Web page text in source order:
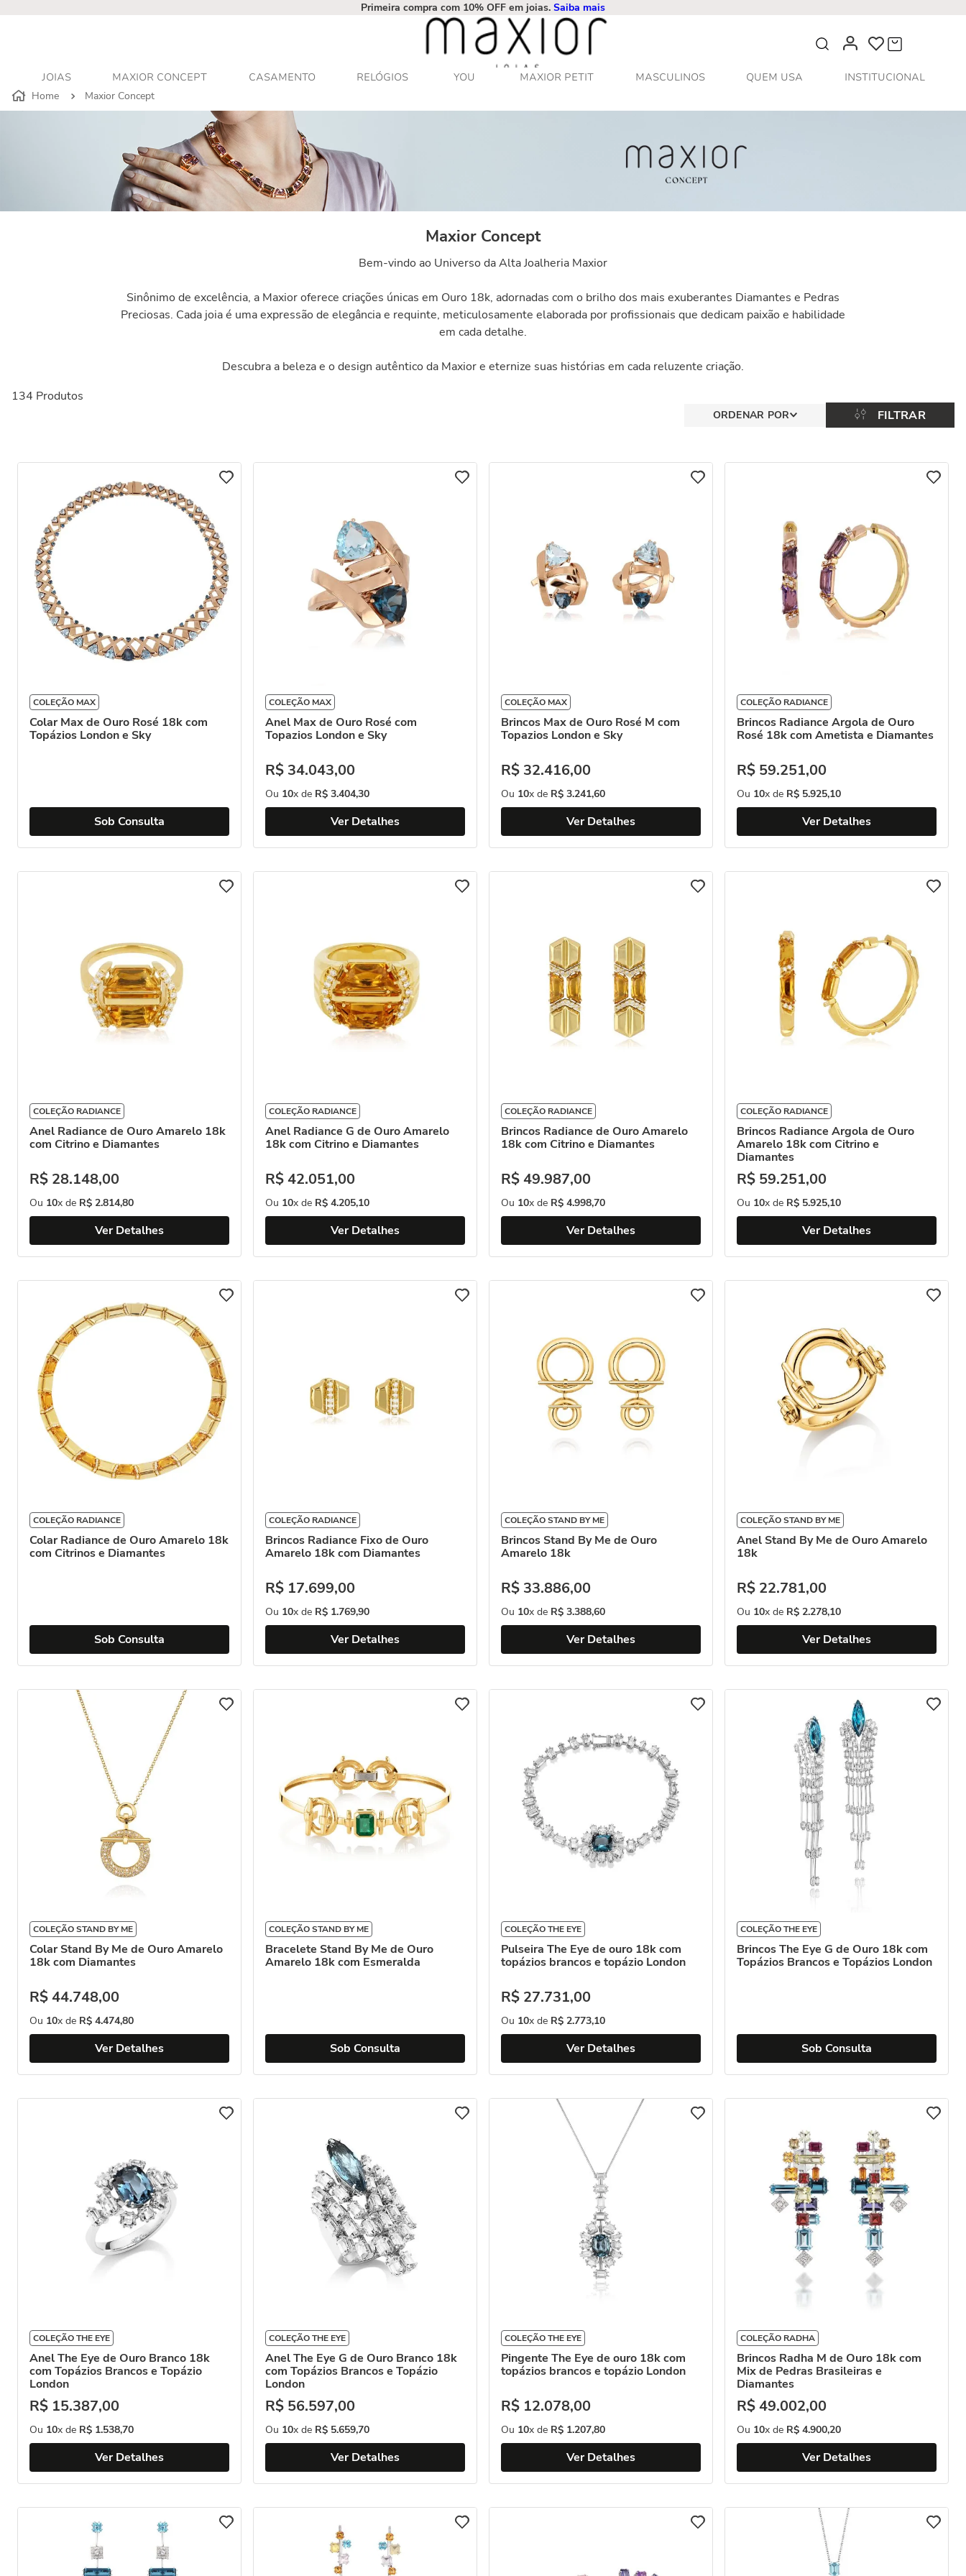
Primeira compra com 10% OFF em joias. Saiba mais
O que você procura?
JOIAS MAXIOR CONCEPT CASAMENTO RELÓGIOS YOU MAXIOR PETIT MASCULINOS QUEM USA
INSTITUCIONAL
Maxior Concept
Maxior Concept
Bem-vindo ao Universo da Alta Joalheria Maxior
Sinônimo de excelência, a Maxior oferece criações únicas em Ouro 18k, adornadas com o brilho dos mais exuberantes Diamantes e Pedras
Preciosas. Cada joia é uma expressão de elegância e requinte, meticulosamente elaborada por profissionais que dedicam paixão e habilidade
em cada detalhe.
Descubra a beleza e o design autêntico da Maxior e eternize suas histórias em cada reluzente criação.
134 Produtos
FILTRAR
COLEÇÃO MAX
Colar Max de Ouro Rosé 18k com
Topázios London e Sky
Sob Consulta
COLEÇÃO MAX
Anel Max de Ouro Rosé com
Topazios London e Sky
R$ 34.043,00
Ou 10x de R$ 3.404,30
Ver Detalhes
COLEÇÃO MAX
Brincos Max de Ouro Rosé M com
Topazios London e Sky
R$ 32.416,00
Ou 10x de R$ 3.241,60
Ver Detalhes
COLEÇÃO RADIANCE
Brincos Radiance Argola de Ouro
Rosé 18k com Ametista e Diamantes
R$ 59.251,00
Ou 10x de R$ 5.925,10
Ver Detalhes
COLEÇÃO RADIANCE
Anel Radiance de Ouro Amarelo 18k
com Citrino e Diamantes
R$ 28.148,00
Ou 10x de R$ 2.814,80
Ver Detalhes
COLEÇÃO RADIANCE
Anel Radiance G de Ouro Amarelo
18k com Citrino e Diamantes
R$42.051,00
Ou 10x de R$ 4.205,10
Ver Detalhes
COLEÇÃO RADIANCE
Brincos Radiance de Ouro Amarelo
18k com Citrino e Diamantes
R$49.987,00
Ou 10x de R$ 4.998,70
Ver Detalhes
COLEÇÃO RADIANCE
Brincos Radiance Argola de Ouro
Amarelo 18k com Citrino e
Diamantes
R$ 59.251,00
Ou 10x de R$ 5.925,10
Ver Detalhes
COLEÇÃO RADIANCE
Colar Radiance de Ouro Amarelo 18k
com Citrinos e Diamantes
Sob Consulta
COLEÇÃO RADIANCE
Brincos Radiance Fixo de Ouro
Amarelo 18k com Diamantes
R$ 17.699,00
Ou 10x de R$ 1.769,90
Ver Detalhes
COLEÇÃO STAND BY ME
Brincos Stand By Me de Ouro
Amarelo 18k
R$ 33.886,00
Ou 10x de R$ 3.388,60
Ver Detalhes
COLEÇÃO STAND BY ME
Anel Stand By Me de Ouro Amarelo
18k
R$ 22.781,00
Ou 10x de R$ 2.278,10
Ver Detalhes
COLEÇÃO STAND BY ME
Colar Stand By Me de Ouro Amarelo
18k com Diamantes
R$44.748,00
Ou 10x de R$ 4.474,80
Ver Detalhes
COLEÇÃO STAND BY ME
Bracelete Stand By Me de Ouro
Amarelo 18k com Esmeralda
Sob Consulta
COLEÇÃO THE EYE
Pulseira The Eye de ouro 18k com
topázios brancos e topázio London
R$ 27.731,00
Ou 10x de R$ 2.773,10
Ver Detalhes
COLEÇÃO THE EYE
Brincos The Eye G de Ouro 18k com
Topázios Brancos e Topázios London
Sob Consulta
COLEÇÃO THE EYE
Anel The Eye de Ouro Branco 18k
com Topázios Brancos e Topázio
London
R$ 15.387,00
Ou 10x de R$ 1.538,70
Ver Detalhes
COLEÇÃO THE EYE
Anel The Eye G de Ouro Branco 18k
com Topázios Brancos e Topázio
London
R$ 56.597,00
Ou 10x de R$ 5.659,70
Ver Detalhes
COLEÇÃO THE EYE
Pingente The Eye de ouro 18k com
topázios brancos e topázio London
R$ 12.078,00
Ou 10x de R$ 1.207,80
Ver Detalhes
COLEÇÃO RADHA
Brincos Radha M de Ouro 18k com
Mix de Pedras Brasileiras e
Diamantes
R$49.002,00
Ou 10x de R$ 4.900,20
Ver Detalhes